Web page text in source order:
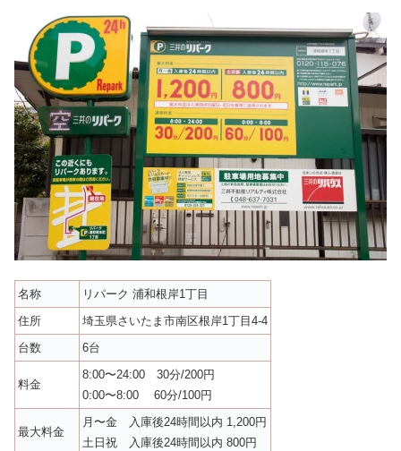
名称
リパーク 浦和根岸1丁目
住所
埼玉県さいたま市南区根岸1丁目4-4
台数
6台
料金
8:00〜24:00 30分/200円
0:00〜8:00 60分/100円
最大料金
月〜金 入庫後24時間以内 1,200円
土日祝 入庫後24時間以内 800円